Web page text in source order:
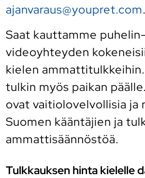
ajanvaraus@youpret.com.
Saat kauttamme
videoyhteyden
kielen
tulkin myös paikan
ovat vaitiolovelvollisia ja
Suomen kääntäjien ja
ammattisäännöstöä.
Tulkkauksen hinta kielelle